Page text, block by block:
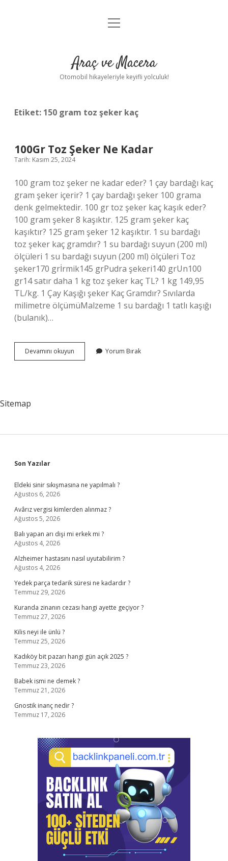
Anasayfa
Yasal Uyarı
menüyü
Araç ve Macera
Otomobil hikayeleriyle keyifli yolculuk!
Etiket: 150 gram toz şeker kaç
100Gr Toz Şeker Ne Kadar
Tarih: Kasım 25, 2024
100 gram toz şeker ne kadar eder? 1 çay bardağı kaç
gram şeker içerir? 1 çay bardağı şeker 100 grama
denk gelmektedir. 100 gr toz şeker kaç kaşık eder?
100 gram şeker 8 kaşıktır. 125 gram şeker kaç
kaşıktır? 125 gram şeker 12 kaşıktır. 1 su bardağı
toz şeker kaç gramdır? 1 su bardağı suyun (200 ml)
ölçüleri 1 su bardağı suyun (200 ml) ölçüleri Toz
şeker170 grİrmik145 grPudra şekeri140 grUn100
gr14 satır daha 1 kg toz şeker kaç TL? 1 kg 149,95
TL/kg. 1 Çay Kaşığı şeker Kaç Gramdır? Sıvılarda
milimetre ölçümüMalzeme 1 su bardağı 1 tatlı kaşığı
(bulanık)…
Devamını okuyun
Toz
Yorum Bırak
Sitemap
Sidebar
Son Yazılar
Eldeki sinir sıkışmasına ne yapılmalı ?
Ağustos 6, 2026
Avârız vergisi kimlerden alınmaz ?
Ağustos 5, 2026
Balı yapan arı dişi mi erkek mi ?
Ağustos 4, 2026
Alzheimer hastasını nasıl uyutabilirim ?
Ağustos 4, 2026
Yedek parça tedarik süresi ne kadardır ?
Temmuz 29, 2026
Kuranda zinanın cezası hangi ayette geçiyor ?
Temmuz 27, 2026
Kilis neyi ile ünlü ?
Temmuz 25, 2026
Kadıköy bit pazarı hangi gün açık 2025 ?
Temmuz 23, 2026
Babek ismi ne demek ?
Temmuz 21, 2026
Gnostik inanç nedir ?
Temmuz 17, 2026